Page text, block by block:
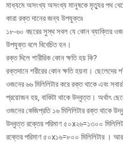
মাধ্যমে অসংখ্য অসংখ্য মানুষকে মৃত্যুর পথ
কারা রক্ত দানের জন্য উপযুক্তঃ
১৮-৬০ বছরের সুস্থ সবল যে কোন ব্যাক্তির
উপযুক্ত বলে বিবেচিত হন।
রক্ত দিলে শারীরিক কোন ক্ষতি হয় কি?
রক্তদানে শরীরের কোন ক্ষতি হয়না। ছেলেদের
ওজনের ৬৬ মিলিলিটার করে রক্ত থাকে এবং
প্রয়োজন হয়, বাকিটা থাকে উদ্বৃত্ত। অর্থাৎ
ওজনের কেজিপ্রতি ১৬ মিলিলিটার রক্ত থাকে
উদ্বৃত্ত রক্তের পরিমাণ ৫০x২৬=১৩০০
রক্তের পরিমাণ ৫০x১৬=৮০০ মিলিলিটার ।